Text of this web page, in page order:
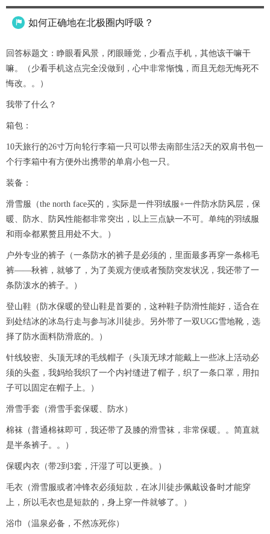
 如何正确地在北极圈内呼吸？
回答标题文：睁眼看风景，闭眼睡觉，少看点手机，其他该干嘛干
嘛。（少看手机这点完全没做到，心中非常惭愧，而且无怨无悔死不
悔改。。）
我带了什么？
箱包：
10天旅行的26寸万向轮行李箱一只可以带去南部生活2天的双肩书包一
个行李箱中有方便外出携带的单肩小包一只。
装备：
滑雪服（the north face买的，实际是一件羽绒服+一件防水防风层，保
暖、防水、防风性能都非常突出，以上三点缺一不可。单纯的羽绒服
和雨伞都累赘且用处不大。）
户外专业的裤子（一条防水的裤子是必须的，里面最多再穿一条棉毛
裤——秋裤，就够了，为了美观方便或者预防突发状况，我还带了一
条防泼水的裤子。）
登山鞋（防水保暖的登山鞋是首要的，这种鞋子防滑性能好，适合在
到处结冰的冰岛行走与参与冰川徒步。另外带了一双UGG雪地靴，选
择了防水面料防滑底的。）
针线较密、头顶无球的毛线帽子（头顶无球才能戴上一些冰上活动必
须的头盔，我妈给我织了一个内衬缝进了帽子，织了一条口罩，用扣
子可以固定在帽子上。）
滑雪手套（滑雪手套保暖、防水）
棉袜（普通棉袜即可，我还带了及膝的滑雪袜，非常保暖。。简直就
是半条裤子。。）
保暖内衣（带2到3套，汗湿了可以更换。）
毛衣（滑雪服或者冲锋衣必须短款，在冰川徒步佩戴设备时才能穿
上，所以毛衣也是短款的，身上穿一件就够了。）
浴巾（温泉必备，不然冻死你）